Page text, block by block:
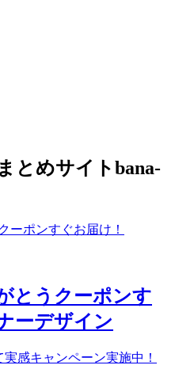
とめサイトbana-
とうクーポンす
ーデザイン